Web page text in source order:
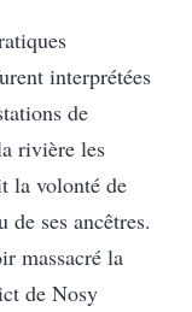
interprétées
de
rivière les
la volonté de
ses ancêtres.
massacré la
de Nosy